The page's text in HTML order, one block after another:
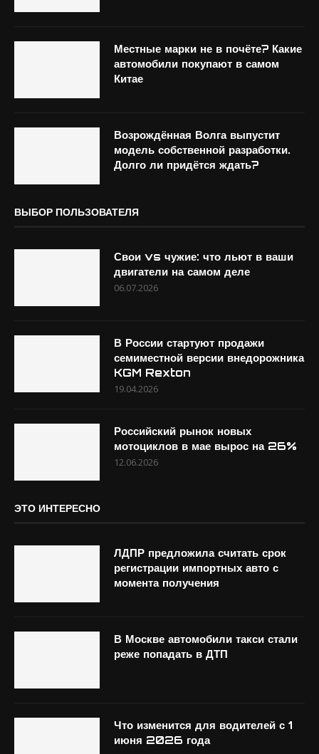
Местные марки не в почёте? Какие
автомобили покупают в самом
Китае
Возрождённая Волга выпустит
модель собственной разработки.
Долго ли придётся ждать?
ВЫБОР ПОЛЬЗОВАТЕЛЯ
Свои vs чужие: что льют в ваши
двигатели на самом деле
06.07.2026
В России стартуют продажи
семиместной версии внедорожника
KGM Rexton
19.04.2026
Российский рынок новых
мотоциклов в мае вырос на 26%
12.06.2026
ЭТО ИНТЕРЕСНО
ЛДПР предложила считать срок
регистрации импортных авто с
момента получения
В Москве автомобили такси стали
реже попадать в ДТП
Что изменится для водителей с 1
июня 2026 года